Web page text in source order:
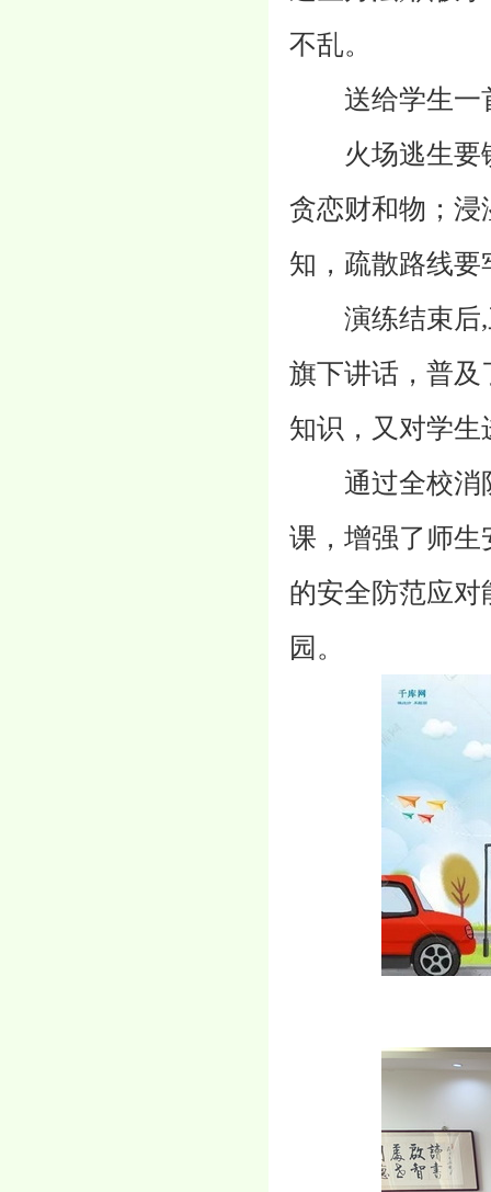
不乱。
送给学生一
火场逃生要镇
贪恋财和物；浸
知，疏散路线
演练结束后,
旗下讲话，普及
知识，又对学
通过全校消防
课，增强了师生
的安全防范应
园。